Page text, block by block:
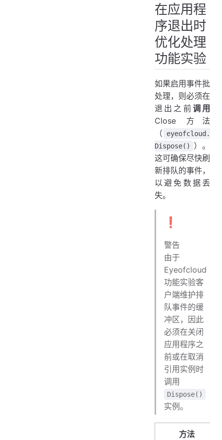
在应用程
序退出时
优化处理
功能实验
如果启用事件批
处理，则必须在
退出之前调用
Close 方法
（
eyeofcloud.
Dispose()
）。
这可确保尽快刷
新排队的事件，
以避免数据丢
失。
❗
警告
由于
Eyeofcloud
功能实验客
户端维护排
队事件的缓
冲区，因此
必须在关闭
应用程序之
前或在取消
引用实例时
调用
Dispose()
实例。
方法